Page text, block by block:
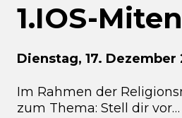
1.IOS-
Dienstag, 17. Dezember
Im Rahmen der
zum Thema: Stell dir